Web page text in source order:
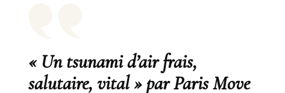
« Un tsunami d’air frais,
salutaire, vital » par Paris Move